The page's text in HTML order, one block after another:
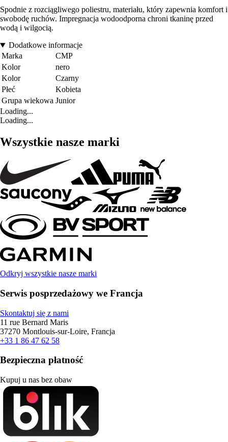
Spodnie z rozciągliwego poliestru, materiału, który zapewnia komfort i
swobodę ruchów. Impregnacja wodoodporna chroni tkaninę przed
wodą i wilgocią.
Dodatkowe informacje
Marka
CMP
Kolor
nero
Kolor
Czarny
Płeć
Kobieta
Grupa wiekowa Junior
Loading...
Loading...
Wszystkie nasze marki
Odkryj wszystkie nasze marki
Serwis posprzedażowy we Francja
Skontaktuj się z nami
11 rue Bernard Maris
37270 Montlouis-sur-Loire, Francja
+33 1 86 47 62 58
Bezpieczna płatność
Kupuj u nas bez obaw